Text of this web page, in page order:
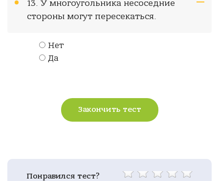
13. У многоугольника несоседние
стороны могут пересекаться.
Нет
Да
Закончить тест
Понравился тест?